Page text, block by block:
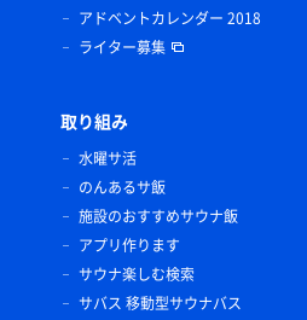
アドベントカレンダー 2018
ライター募集
取り組み
水曜サ活
のんあるサ飯
施設のおすすめサウナ飯
アプリ作ります
サウナ楽しむ検索
サバス 移動型サウナバス